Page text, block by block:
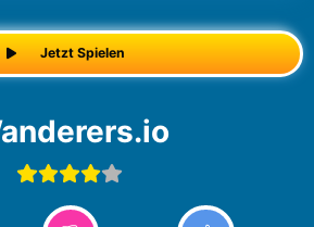
Jetzt Spielen
Wanderers.io